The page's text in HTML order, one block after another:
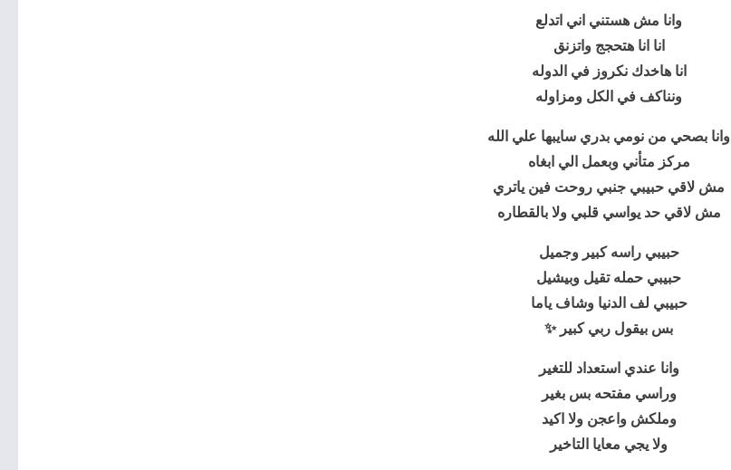
وانا مش هستني اني اتدلع
انا انا هتحجج واتزنق
انا هاخدك نكروز في الدوله
ونناكف في الكل ومزاوله
وانا بصحي من نومي بدري سايبها علي الله
مركز متأني وبعمل الي ابغاه
مش لاقي حبيبي جنبي روحت فين ياتري
مش لاقي حد يواسي قلبي ولا بالقطاره
حبيبي راسه كبير وجميل
حبيبي حمله تقيل وبيشيل
حبيبي لف الدنيا وشاف ياما
بس بيقول ربي كبير ✨
وانا عندي استعداد للتغير
وراسي مفتحه بس بغير
وملكش واعجن ولا اكيد
ولا يجي معايا التاخير